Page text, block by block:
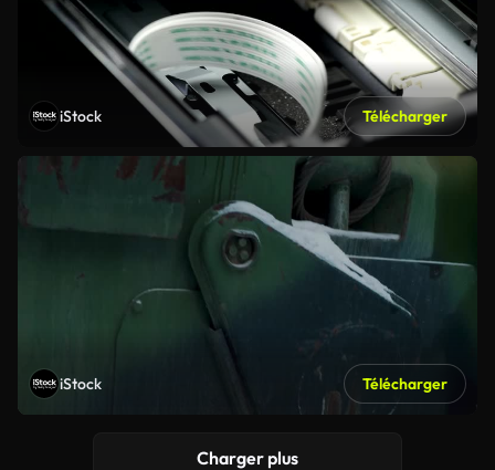
iStock Télécharger
iStock Télécharger
Charger plus